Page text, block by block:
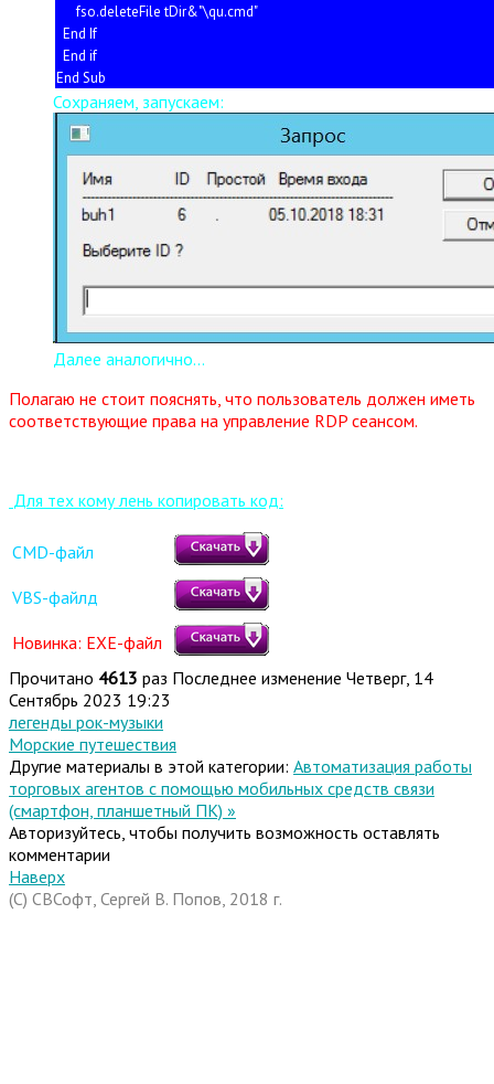
fso.deleteFile tDir&"\qu.cmd"
End If
End if
End Sub
Сохраняем, запускаем:
Далее аналогично...
Полагаю не стоит пояснять, что пользователь должен иметь
соответствующие права на управление RDP сеансом.
Для тех кому лень копировать код:
CMD-файл
VBS-файлд
Новинка: EXE-файл
Прочитано 4613 раз Последнее изменение Четверг, 14
Сентябрь 2023 19:23
легенды рок-музыки
Морские путешествия
Другие материалы в этой категории: Автоматизация работы
торговых агентов с помощью мобильных средств связи
(смартфон, планшетный ПК) »
Авторизуйтесь, чтобы получить возможность оставлять
комментарии
Наверх
(C) СВСофт, Сергей В. Попов, 2018 г.